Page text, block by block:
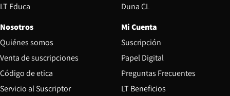
LT Educa
Duna CL
Nosotros
Quiénes somos
Venta de suscripciones
Código de etica Opens in new window
Servicio al Suscriptor
Mi Cuenta
Suscripción
Papel Digital
Preguntas Frecuentes
LT Beneficios